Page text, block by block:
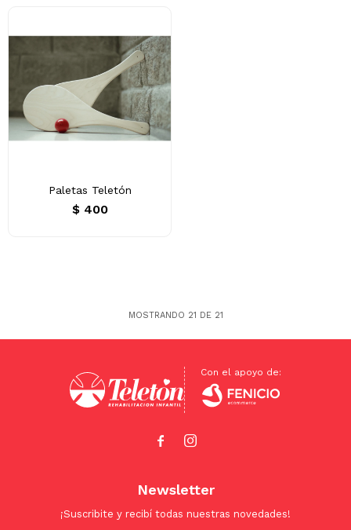
Paletas Teletón
$ 400
MOSTRANDO 21 DE 21
 
Newsletter
¡Suscribite y recibí todas nuestras novedades!